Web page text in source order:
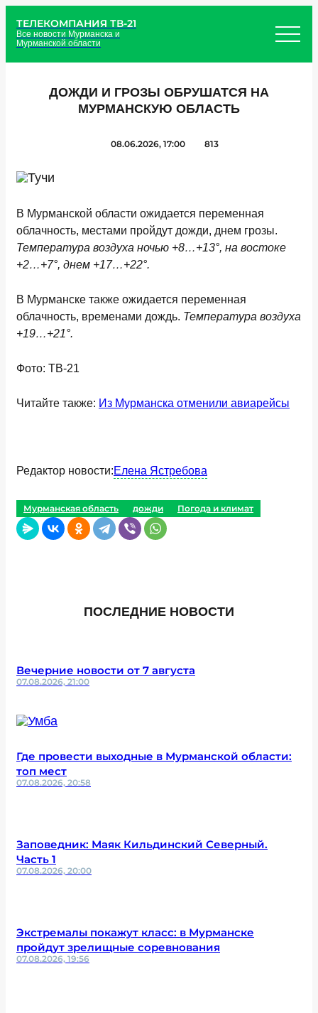
ТЕЛЕКОМПАНИЯ ТВ-21
Все новости Мурманска и
Мурманской области
ДОЖДИ И ГРОЗЫ ОБРУШАТСЯ НА
МУРМАНСКУЮ ОБЛАСТЬ
08.06.2026, 17:00 813
В Мурманской области ожидается переменная
облачность, местами пройдут дожди, днем грозы.
Температура воздуха ночью +8…+13°, на востоке
+2…+7°, днем +17…+22°.
В Мурманске также ожидается переменная
облачность, временами дождь. Температура воздуха
+19…+21°.
Фото: ТВ-21
Читайте также: Из Мурманска отменили авиарейсы
Редактор новости:Елена Ястребова
Мурманская область дожди Погода и климат
ПОСЛЕДНИЕ НОВОСТИ
Вечерние новости от 7 августа
07.08.2026, 21:00
Где провести выходные в Мурманской области:
топ мест
07.08.2026, 20:58
Заповедник: Маяк Кильдинский Северный.
Часть 1
07.08.2026, 20:00
Экстремалы покажут класс: в Мурманске
пройдут зрелищные соревнования
07.08.2026, 19:56